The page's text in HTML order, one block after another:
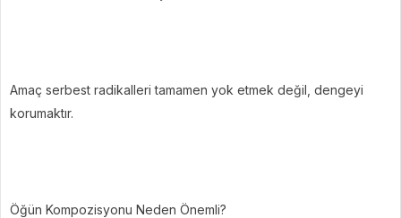
Amaç serbest radikalleri tamamen yok etmek değil, dengeyi
korumaktır.
Öğün Kompozisyonu Neden Önemli?